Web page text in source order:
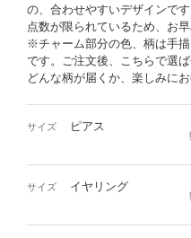
の、合わせやすいデザインです
点数が限られているため、お
※チャーム部分の色、柄は手
です。ご注文後、こちらで選
どんな柄が届くか、楽しみに
サイズ ピアス
サイズ イヤリング